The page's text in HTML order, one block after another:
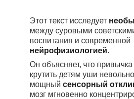
Этот текст исследует
между суровыми
воспитания и современной
нейрофизиологией.
Он объясняет, что
крутить детям уши
мощный сенсорный
мозг мгновенно